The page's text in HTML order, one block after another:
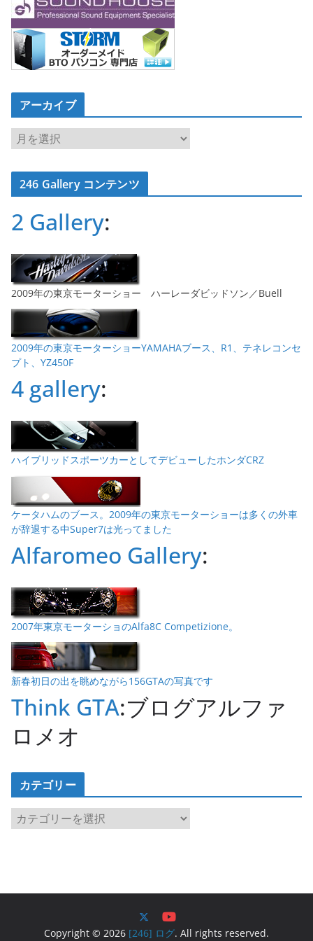
アーカイブ
ア
ー
カ
イ246 Gallery コンテンツ
2 Gallery:
2009年の東京モーターショー ハーレーダビッドソン／Buell
2009年の東京モーターショーYAMAHAブース、R1、テネレコンセ
プト、YZ450F
4 gallery:
ハイブリッドスポーツカーとしてデビューしたホンダCRZ
ケータハムのブース。2009年の東京モーターショーは多くの外車
が辞退する中Super7は光ってました
Alfaromeo Gallery:
2007年東京モーターショのAlfa8C Competizione。
新春初日の出を眺めながら156GTAの写真です
Think GTA:ブログアルファ
ロメオ
カテゴリー
カ
テ
Copyright © 2026 [246] ログ. All rights reserved.